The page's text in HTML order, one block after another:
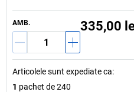
AMB. 335,00
Articolele sunt expediate ca:
1 pachet de 240